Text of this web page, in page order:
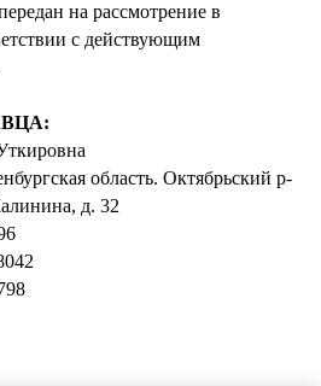
на рассмотрение в
с действующим
область. Октябрьский р-
д. 32